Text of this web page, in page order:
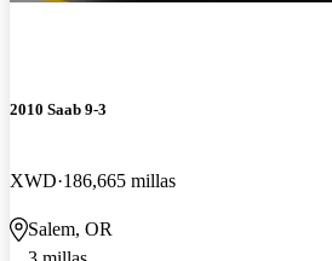
2010 Saab 9-3
XWD 186,665 millas
Salem, OR